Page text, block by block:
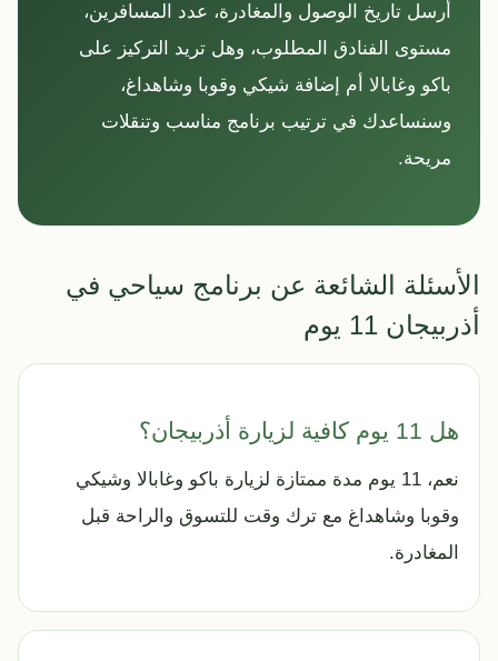
أرسل تاريخ الوصول والمغادرة، عدد المسافرين،
مستوى الفنادق المطلوب، وهل تريد التركيز على
باكو وغابالا أم إضافة شيكي وقوبا وشاهداغ،
وسنساعدك في ترتيب برنامج مناسب وتنقلات
مريحة.
الأسئلة الشائعة عن برنامج سياحي في
أذربيجان 11 يوم
هل 11 يوم كافية لزيارة أذربيجان؟
نعم، 11 يوم مدة ممتازة لزيارة باكو وغابالا وشيكي
وقوبا وشاهداغ مع ترك وقت للتسوق والراحة قبل
المغادرة.